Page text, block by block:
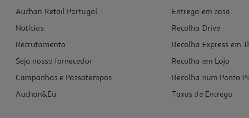
Auchan Retail Portugal
Notícias
Recrutamento
Seja nosso fornecedor
Campanhas e Passatempos
Auchan&Eu
Entrega em casa
Recolha Drive
Recolha Express em
Recolha em Loja
Recolha num Ponto
Taxas de Entrega